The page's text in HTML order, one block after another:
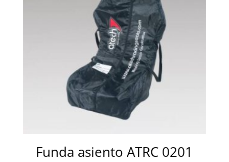
Funda asiento ATRC 0201